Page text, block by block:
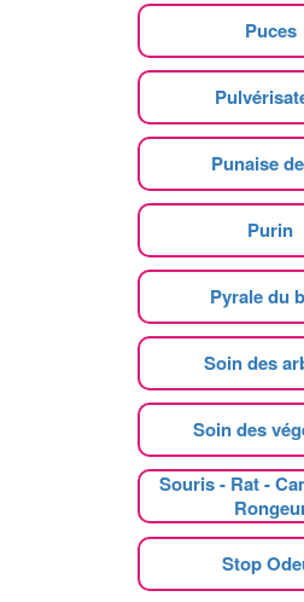
Puces
Punaise
Purin
Pyrale du
Soin des
Soin des
Souris - Rat -
Stop